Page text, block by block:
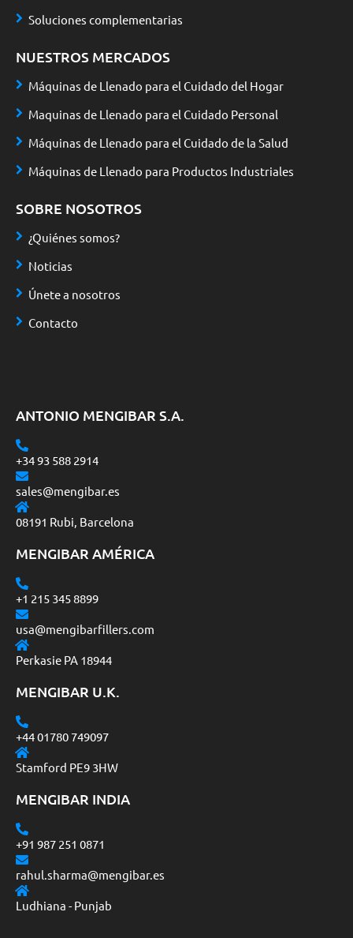
ANTONIO MENGIBAR S.A.
+34 93 588 2914
sales@mengibar.es
08191 Rubi, Barcelona
MENGIBAR AMÉRICA
+1 215 345 8899
usa@mengibarfillers.com
Perkasie PA 18944
MENGIBAR U.K.
+44 01780 749097
Stamford PE9 3HW
MENGIBAR INDIA
+91 987 251 0871
rahul.sharma@mengibar.es
Ludhiana - Punjab
Soluciones complementarias
NUESTROS MERCADOS
Máquinas de Llenado para el Cuidado del Hogar
Maquinas de Llenado para el Cuidado Personal
Máquinas de Llenado para el Cuidado de la Salud
Máquinas de Llenado para Productos Industriales
SOBRE NOSOTROS
¿Quiénes somos?
Noticias
Únete a nosotros
Contacto